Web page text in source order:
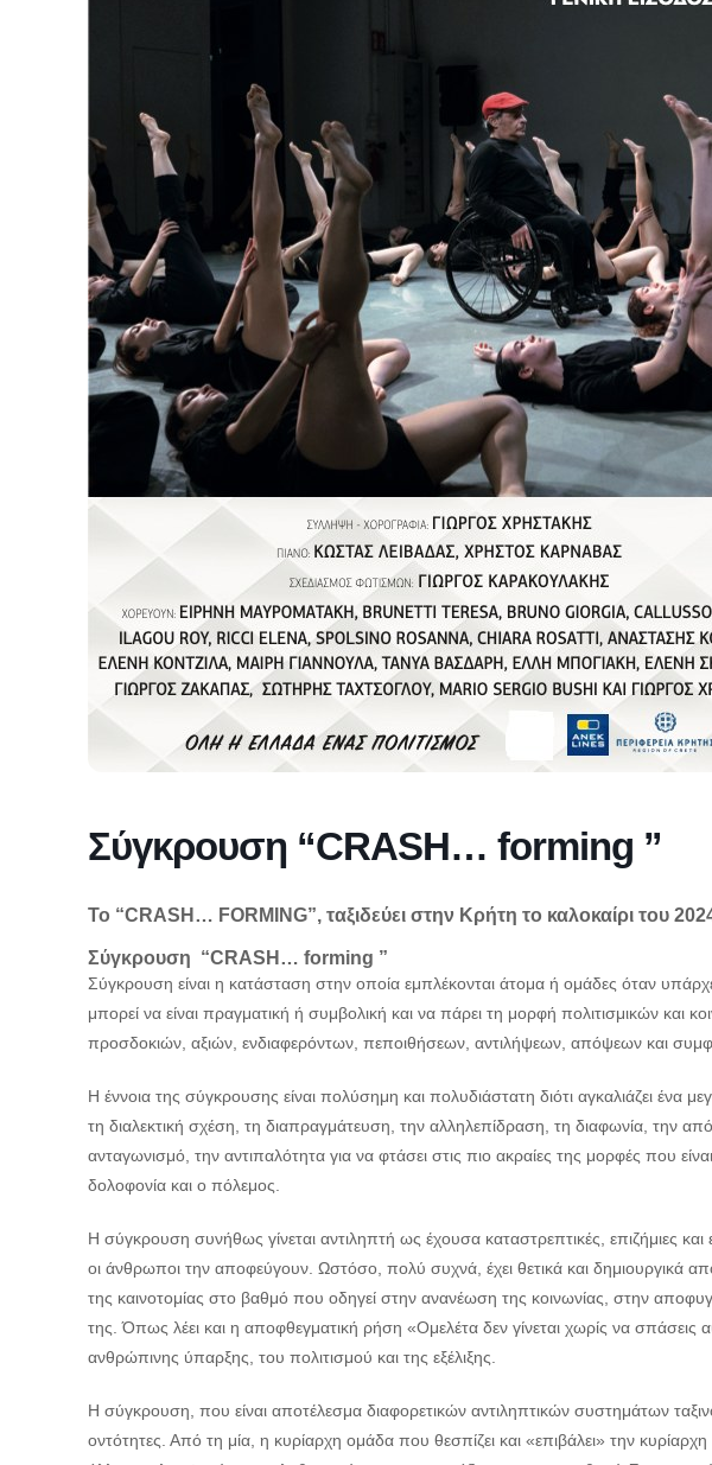
Σύγκρουση “CRASH… forming ”
Το “CRASH… FORMING”, ταξιδεύει στην Κρήτη το καλοκαίρι του
Σύγκρουση “CRASH… forming ”
Σύγκρουση είναι η κατάσταση στην οποία εμπλέκονται άτομα ή ομάδες όταν
μπορεί να είναι πραγματική ή συμβολική και να πάρει τη μορφή πολιτισμικών και
προσδοκιών, αξιών, ενδιαφερόντων, πεποιθήσεων, αντιλήψεων, απόψεων και
Η έννοια της σύγκρουσης είναι πολύσημη και πολυδιάστατη διότι αγκαλιάζει ένα
τη διαλεκτική σχέση, τη διαπραγμάτευση, την αλληλεπίδραση, τη διαφωνία, την
ανταγωνισμό, την αντιπαλότητα για να φτάσει στις πιο ακραίες της μορφές που
δολοφονία και ο πόλεμος.
Η σύγκρουση συνήθως γίνεται αντιληπτή ως έχουσα καταστρεπτικές, επιζήμιες και
οι άνθρωποι την αποφεύγουν. Ωστόσο, πολύ συχνά, έχει θετικά και δημιουργικά
της καινοτομίας στο βαθμό που οδηγεί στην ανανέωση της κοινωνίας, στην
της. Όπως λέει και η αποφθεγματική ρήση «Ομελέτα δεν γίνεται χωρίς να σπάσεις
ανθρώπινης ύπαρξης, του πολιτισμού και της εξέλιξης.
Η σύγκρουση, που είναι αποτέλεσμα διαφορετικών αντιληπτικών συστημάτων
οντότητες. Από τη μία, η κυρίαρχη ομάδα που θεσπίζει και «επιβάλει» την